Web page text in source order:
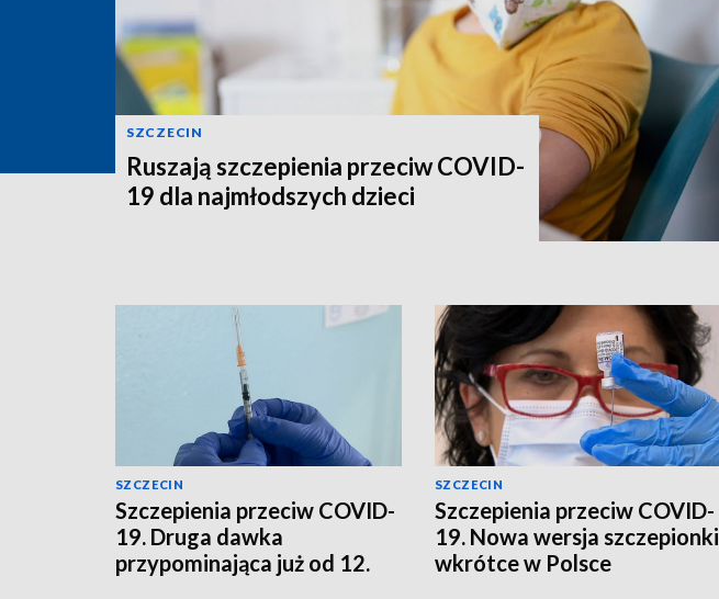
SZCZECIN
Ruszają szczepienia przeciw COVID-
19 dla najmłodszych dzieci
SZCZECIN
Szczepienia przeciw COVID-
19. Druga dawka
przypominająca już od 12.
SZCZECIN
Szczepienia przeciw COVID-
19. Nowa wersja szczepionki
wkrótce w Polsce